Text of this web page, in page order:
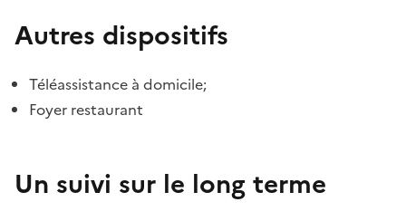
Autres dispositifs
Téléassistance à domicile;
Foyer restaurant
Un suivi sur le long terme